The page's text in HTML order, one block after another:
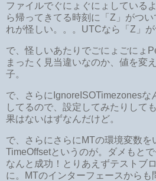
ファイルでぐにょぐにょしている
ら帰ってきてる時刻に「Z」がつ
れが怪しい。。。UTCなら「Z」が
で、怪しいあたりでごにょごにょ
まったく見当違いなのか、値を変
子。
で、さらにIgnoreISOTimezonesな
してるので、設定してみたりして
果はないはずなんだけど。
で、さらにさらにMTの環境変数を
TimeOffsetというのが。ダメもとで
なんと成功！とりあえずテストブ
に。MTのインターフェースからも